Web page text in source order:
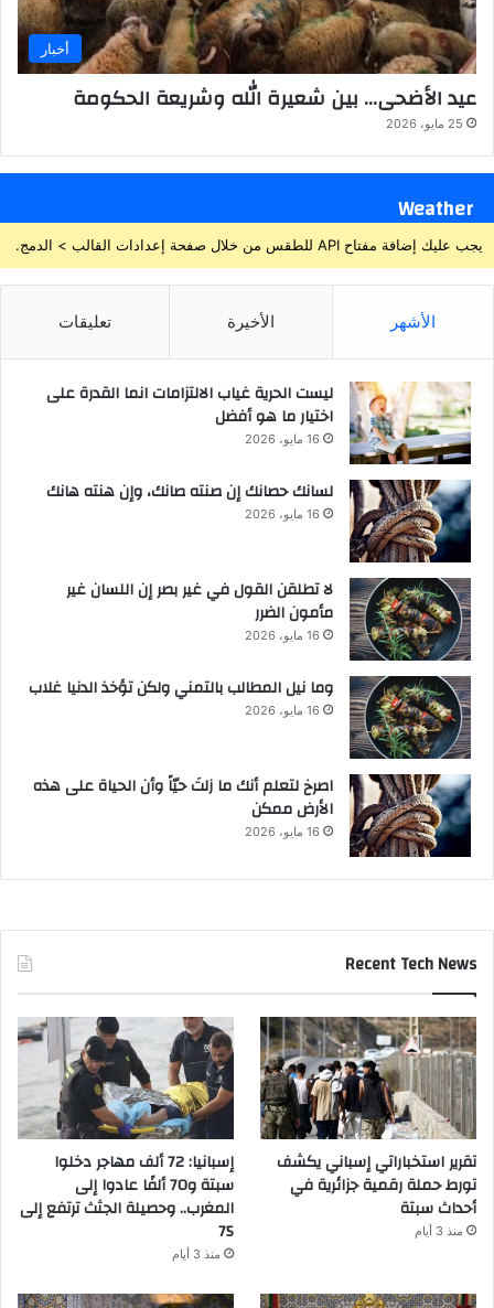
أخبار
عيد الأضحى… بين شعيرة الله وشريعة الحكومة
25 مايو، 2026
Weather
يجب عليك إضافة مفتاح API للطقس من خلال صفحة إعدادات القالب > الدمج.
الأشهر الأخيرة تعليقات
ليست الحرية غياب الالتزامات انما القدرة على
اختيار ما هو أفضل
16 مايو، 2026
لسانك حصانك إن صنته صانك، وإن هنته هانك
16 مايو، 2026
لا تطلقن القول في غير بصر إن اللسان غير
مأمون الضرر
16 مايو، 2026
وما نيل المطالب بالتمني ولكن تؤخذ الدنيا غلاب
16 مايو، 2026
‫اصرخ لتعلم أنك ما زلتَ حيّاً وأن الحياة على هذه
الأرض ممكن
16 مايو، 2026
Recent Tech News
تقرير استخباراتي إسباني يكشف
تورط حملة رقمية جزائرية في
أحداث سبتة
منذ 3 أيام
إسبانيا: 72 ألف مهاجر دخلوا
سبتة و70 ألفًا عادوا إلى
المغرب.. وحصيلة الجثث ترتفع إلى
75
منذ 3 أيام